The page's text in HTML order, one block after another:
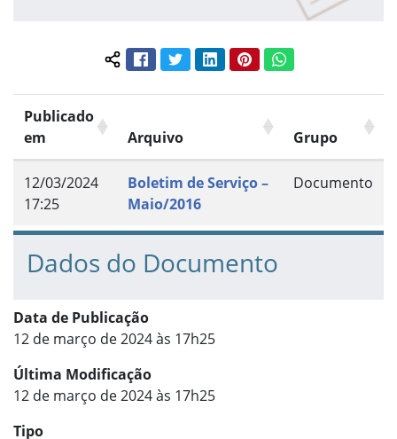
Compartilhar conteúdo:
FacebookTwitterLinkedInPinterestWhatsApp
Publicado
em
Arquivo Grupo
12/03/2024
17:25
Boletim de Serviço –
Maio/2016
Documento
Dados do Documento
Data de Publicação
12 de março de 2024 às 17h25
Última Modificação
12 de março de 2024 às 17h25
Tipo